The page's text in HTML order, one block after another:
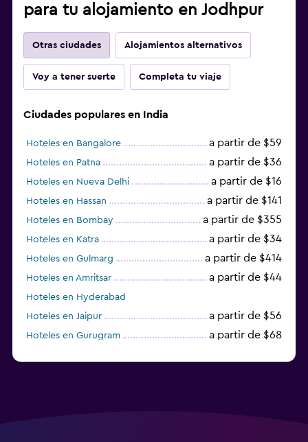
para tu alojamiento en Jodhpur
Otras ciudades Alojamientos alternativos
Voy a tener suerte Completa tu viaje
Ciudades populares en India
Hoteles en Bangalore a partir de $59
Hoteles en Patna a partir de $36
Hoteles en Nueva Delhi a partir de $16
Hoteles en Hassan a partir de $141
Hoteles en Bombay a partir de $355
Hoteles en Katra a partir de $34
Hoteles en Gulmarg a partir de $414
Hoteles en Amritsar a partir de $44
Hoteles en Hyderabad
Hoteles en Jaipur
a partir de $56
Hoteles en Gurugram a partir de $68